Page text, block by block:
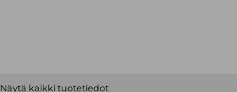
Näytä kaikki tuotetiedot